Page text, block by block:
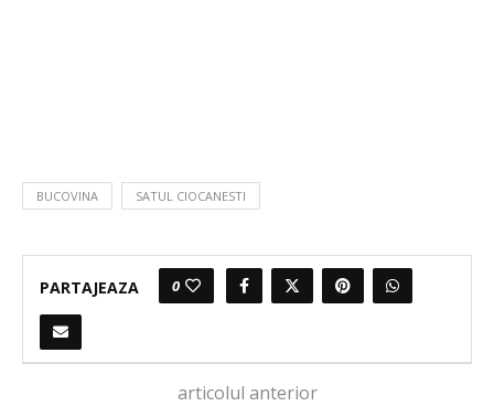
BUCOVINA SATUL CIOCANESTI
PARTAJEAZA 0
articolul anterior